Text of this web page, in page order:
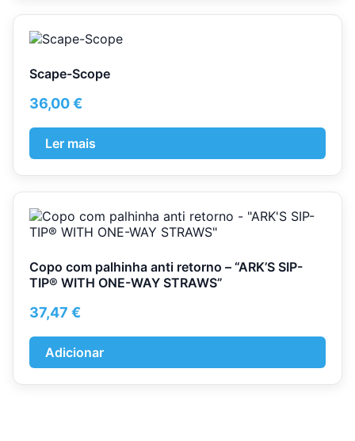
Scape-Scope
36,00€
Ler mais
Copo com palhinha anti retorno – “ARK’S SIP-
TIP® WITH ONE-WAY STRAWS”
37,47 €
Adicionar